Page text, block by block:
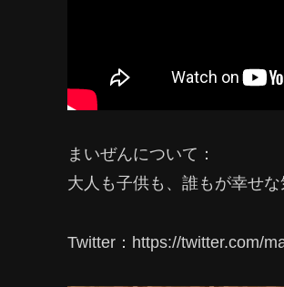
まいぜんについて：
大人も子供も、誰もが幸せ
Twitter：https://twitter.com/